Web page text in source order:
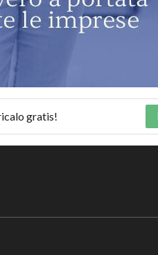
gratis!